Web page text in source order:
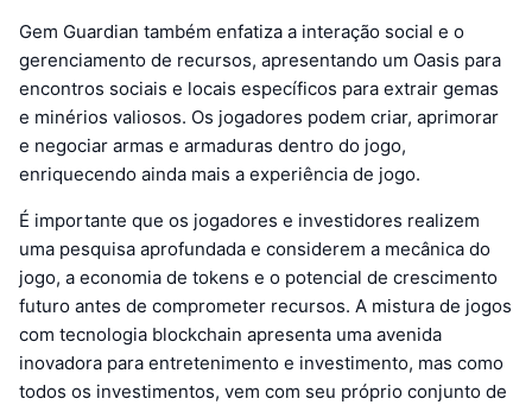
Gem Guardian também enfatiza a interação social e o
gerenciamento de recursos, apresentando um Oasis para
encontros sociais e locais específicos para extrair gemas
e minérios valiosos. Os jogadores podem criar, aprimorar
e negociar armas e armaduras dentro do jogo,
enriquecendo ainda mais a experiência de jogo.
É importante que os jogadores e investidores realizem
uma pesquisa aprofundada e considerem a mecânica do
jogo, a economia de tokens e o potencial de crescimento
futuro antes de comprometer recursos. A mistura de jogos
com tecnologia blockchain apresenta uma avenida
inovadora para entretenimento e investimento, mas como
todos os investimentos, vem com seu próprio conjunto de